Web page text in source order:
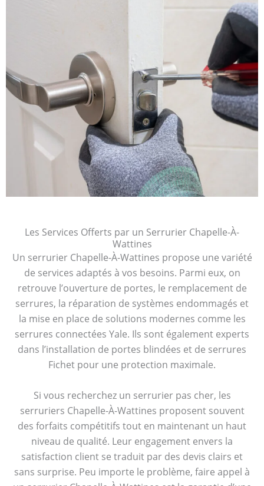
Les Services Offerts par un Serrurier Chapelle-À-
Wattines
Un serrurier Chapelle-À-Wattines propose une variété
de services adaptés à vos besoins. Parmi eux, on
retrouve l’ouverture de portes, le remplacement de
serrures, la réparation de systèmes endommagés et
la mise en place de solutions modernes comme les
serrures connectées Yale. Ils sont également experts
dans l’installation de portes blindées et de serrures
Fichet pour une protection maximale.
Si vous recherchez un serrurier pas cher, les
serruriers Chapelle-À-Wattines proposent souvent
des forfaits compétitifs tout en maintenant un haut
niveau de qualité. Leur engagement envers la
satisfaction client se traduit par des devis clairs et
sans surprise. Peu importe le problème, faire appel à